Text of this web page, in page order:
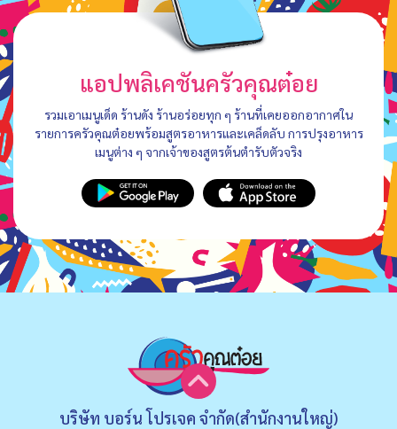
แอปพลิเคชันครัวคุณต๋อย
รวมเอาเมนูเด็ด ร้านดัง ร้านอร่อยทุก ๆ ร้านที่เคยออกอากาศใน
รายการครัวคุณต๋อยพร้อมสูตรอาหารและเคล็ดลับ การปรุงอาหาร
เมนูต่าง ๆ จากเจ้าของสูตรต้นตำรับตัวจริง
บริษัท บอร์น โปรเจค จำกัด(สำนักงานใหญ่)